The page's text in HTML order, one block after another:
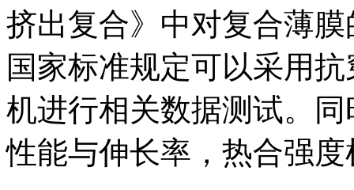
挤出复合》中对复合薄
国家标准规定可以采用
机进行相关数据测试。
性能与伸长率，热合强